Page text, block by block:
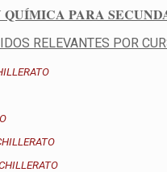
PARA
RELEVANTES POR